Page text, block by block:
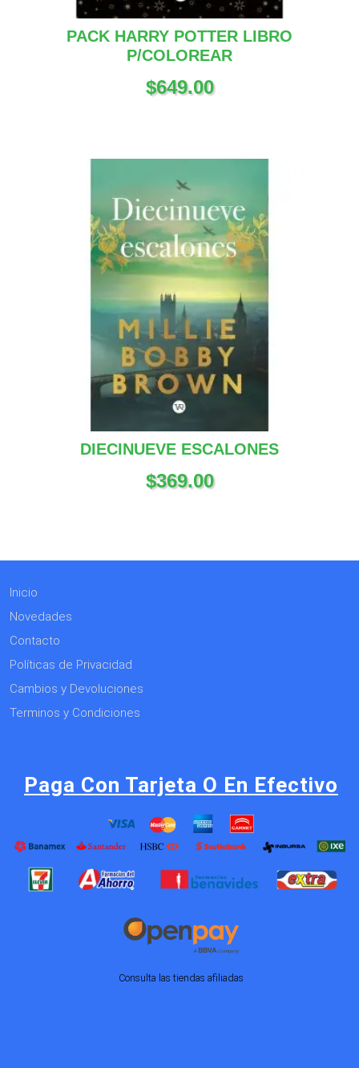
PACK HARRY POTTER LIBRO
P/COLOREAR
$649.00
DIECINUEVE ESCALONES
$369.00
Inicio
Novedades
Contacto
Políticas de Privacidad
Cambios y Devoluciones
Terminos y Condiciones
Paga Con Tarjeta O En Efectivo
Consulta las tiendas afiliadas